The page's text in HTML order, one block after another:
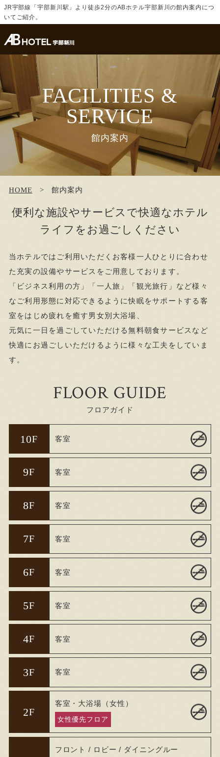
JR宇部線「宇部新川駅」より徒歩2分のABホテル宇部新川の館内案内につ
いてご紹介。
FACILITIES &
SERVICE
館内案内
HOME 館内案内
便利な施設やサービスで快適なホテル
ライフをお過ごしください
当ホテルではご利用いただくお客様一人ひとりに合わせ
た充実の設備やサービスをご用意しております。
「ビジネス利用の方」「一人旅」「観光旅行」など様々
なご利用形態に対応できるように快眠をサポートする客
室をはじめ疲れを癒す男女別大浴場、
元気に一日を過ごしていただける無料朝食サービスなど
快適にお過ごしいただけるように様々な工夫をしていま
す。
FLOOR GUIDE
フロアガイド
10F 客室
9F 客室
8F 客室
7F 客室
6F 客室
5F 客室
4F 客室
3F 客室
2F
客室・大浴場（女性）
女性優先フロア
フロント / ロビー / ダイニングルー